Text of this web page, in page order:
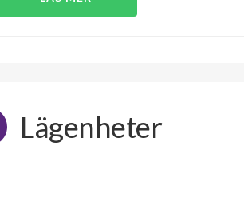
Lägenheter